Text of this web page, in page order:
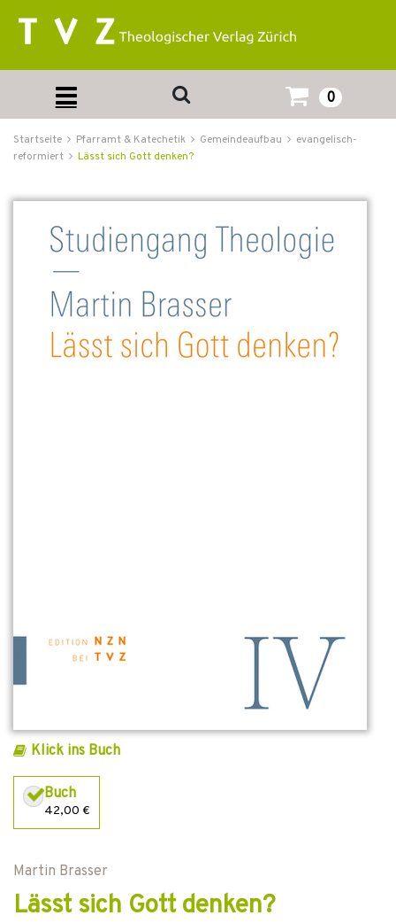
0
Startseite Pfarramt & Katechetik Gemeindeaufbau
evangelisch-
reformiert
Lässt sich Gott denken?
Klick ins Buch
Buch
42,00 €
Martin Brasser
Lässt sich Gott denken?